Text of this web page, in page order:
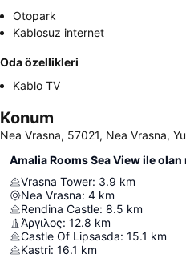
Otopark
Kablosuz internet
Oda özellikleri
Kablo TV
Konum
Nea Vrasna, 57021, Nea Vrasna,
Amalia Rooms Sea View ile olan
Vrasna Tower: 3.9 km
Nea Vrasna: 4 km
Rendina Castle: 8.5 km
Άργιλος: 12.8 km
Castle Of Lipsasda: 15.1 km
Kastri: 16.1 km